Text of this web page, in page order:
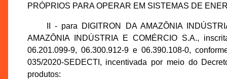
PRÓPRIOS PARA OPERAR EM SISTEMAS DE
II - para DIGITRON DA AMAZÔNIA
AMAZÔNIA INDÚSTRIA E COMÉRCIO S.A.,
06.201.099-9, 06.300.912-9 e 06.390.108-0,
035/2020-SEDECTI, incentivada por meio do
produtos: